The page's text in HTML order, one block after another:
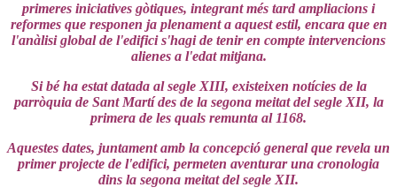
primeres iniciatives gòtiques, integrant més tard ampliacions i
reformes que responen ja plenament a aquest estil, encara que en
l'anàlisi global de l'edifici s'hagi de tenir en compte intervencions
alienes a l'edat mitjana.
Si bé ha estat datada al segle XIII, existeixen notícies de la
parròquia de Sant Martí des de la segona meitat del segle XII, la
primera de les quals remunta al 1168.
Aquestes dates, juntament amb la concepció general que revela un
primer projecte de l'edifici, permeten aventurar una cronologia
dins la segona meitat del segle XII.